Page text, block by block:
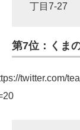
丁目7-27
第7位：くま
twitter.com/